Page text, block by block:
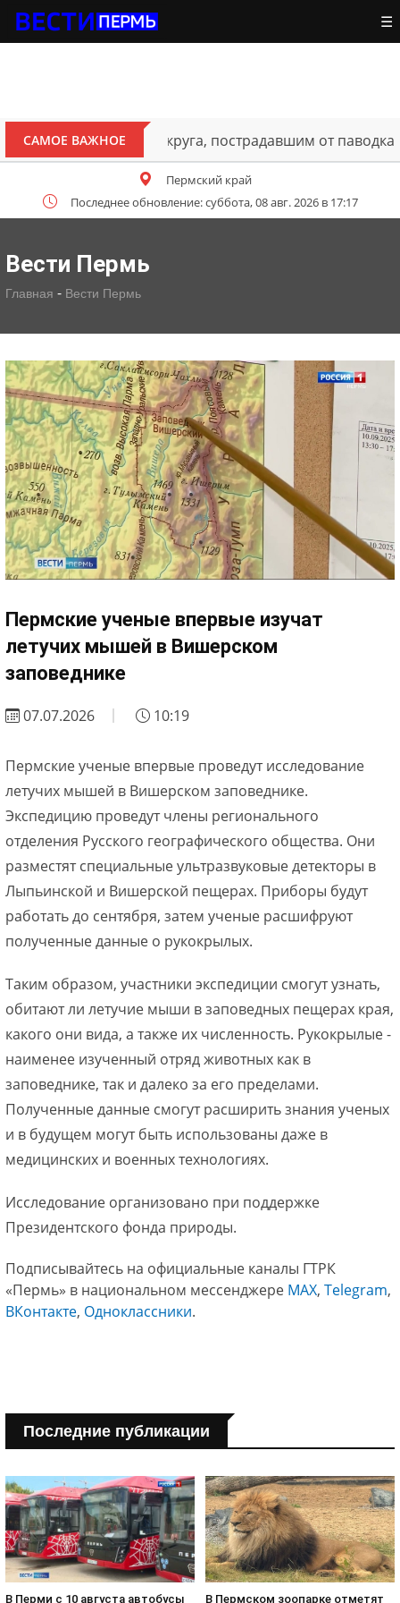
☰
САМОЕ ВАЖНОЕ
Октябрьского округа, пострадавшим от паводка
Пермский край
Последнее обновление: суббота, 08 авг. 2026 в 17:17
Вести Пермь
Главная - Вести Пермь
Пермские ученые впервые изучат
летучих мышей в Вишерском
заповеднике
07.07.2026 10:19
Пермские ученые впервые проведут исследование
летучих мышей в Вишерском заповеднике.
Экспедицию проведут члены регионального
отделения Русского географического общества. Они
разместят специальные ультразвуковые детекторы в
Лыпьинской и Вишерской пещерах. Приборы будут
работать до сентября, затем ученые расшифруют
полученные данные о рукокрылых.
Таким образом, участники экспедиции смогут узнать,
обитают ли летучие мыши в заповедных пещерах края,
какого они вида, а также их численность. Рукокрылые -
наименее изученный отряд животных как в
заповеднике, так и далеко за его пределами.
Полученные данные смогут расширить знания ученых
и в будущем могут быть использованы даже в
медицинских и военных технологиях.
Исследование организовано при поддержке
Президентского фонда природы.
Подписывайтесь на официальные каналы ГТРК
«Пермь» в национальном мессенджере МАХ, Telegram,
ВКонтакте, Одноклассники.
Последние публикации
В Перми с 10 августа автобусы В Пермском зоопарке отметят